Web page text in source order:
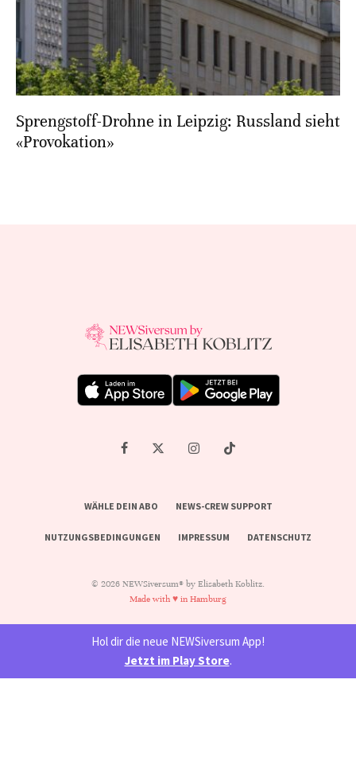
Sprengstoff-Drohne in Leipzig: Russland sieht
«Provokation»
WÄHLE DEIN ABO NEWS-CREW SUPPORT
NUTZUNGSBEDINGUNGEN IMPRESSUM DATENSCHUTZ
© 2026 NEWSiversum® by Elisabeth Koblitz.
Made with ♥ in Hamburg
Hol dir die neue NEWSiversum App!
Jetzt im Play Store.